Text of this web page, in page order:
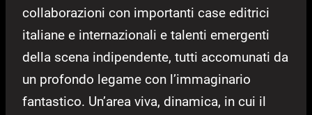
collaborazioni con importanti case editrici
italiane e internazionali e talenti emergenti
della scena indipendente, tutti accomunati da
un profondo legame con l’immaginario
fantastico. Un’area viva, dinamica, in cui il